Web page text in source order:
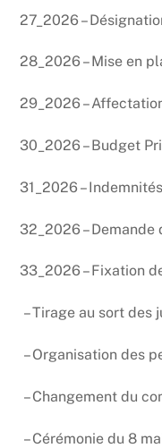
27_2026 –
28_2026 – Mise en
29_2026 –
30_2026 – Budget
31_2026 –
32_2026 –
33_2026 – Fixation
– Tirage au sort des
– Organisation des
– Changement du
– Cérémonie du 8